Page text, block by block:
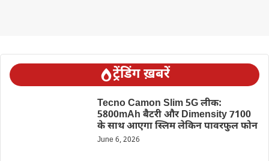
ट्रेंडिंग ख़बरें
Tecno Camon Slim 5G लीक:
5800mAh बैटरी और Dimensity 7100
के साथ आएगा स्लिम लेकिन पावरफुल फोन
June 6, 2026